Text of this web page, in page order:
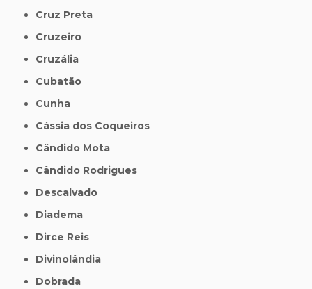
Cruz Preta
Cruzeiro
Cruzália
Cubatão
Cunha
Cássia dos Coqueiros
Cândido Mota
Cândido Rodrigues
Descalvado
Diadema
Dirce Reis
Divinolândia
Dobrada